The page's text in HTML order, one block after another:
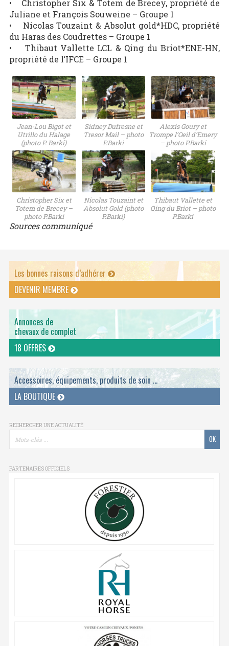
• Christopher Six & Totem de Brecey, propriété de
Juliane et François Souweine – Groupe 1
• Nicolas Touzaint & Absolut gold*HDC, propriété
du Haras des Coudrettes – Groupe 1
• Thibaut Vallette LCL & Qing du Briot*ENE-HN,
propriété de l’IFCE – Groupe 1
Jean-Lou Bigot et
Utrillo du Halage
(photo P. Barki)
Sidney Dufresne et
Tresor Mail – photo
P.Barki
Alexis Goury et
Trompe l’Oeil d’Emery
– photo P.Barki
Christopher Six et
Totem de Brecey –
photo P.Barki
Nicolas Touzaint et
Absolut Gold (photo
P.Barki)
Thibaut Vallette et
Qing du Briot – photo
P.Barki
Sources communiqué
Les bonnes raisons d’adhérer
DEVENIR MEMBRE
Annonces de
chevaux de complet
18 OFFRES
Accessoires, équipements, produits de soin ...
LA BOUTIQUE
RECHERCHER UNE ACTUALITÉ
PARTENAIRES OFFICIELS